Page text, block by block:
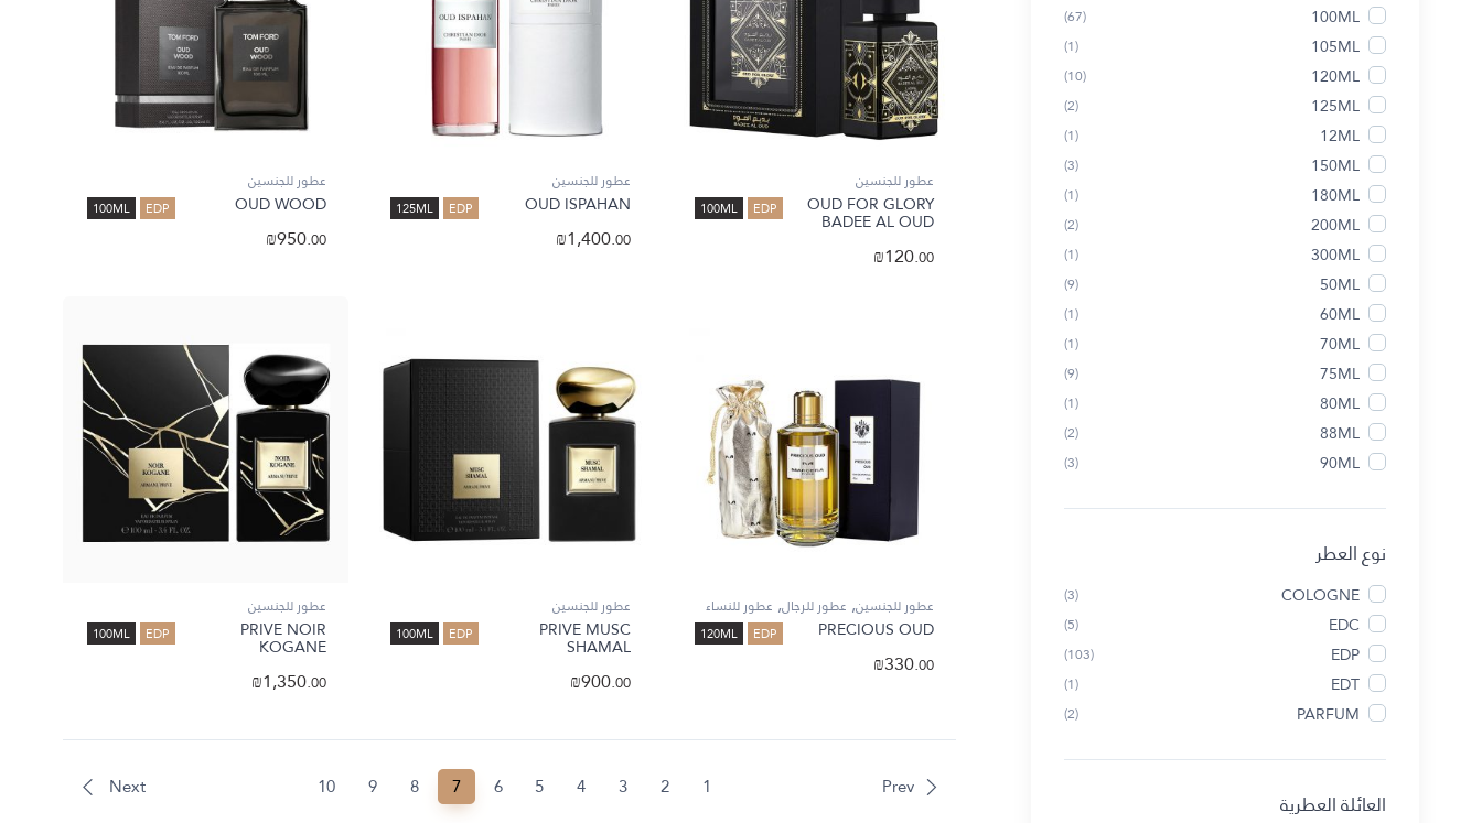
عطور للجنسين
100ML EDP OUD FOR GLORY
BADEE AL OUD
₪120.00
عطور للجنسين
125ML EDP OUD ISPAHAN
₪1,400.00
عطور للجنسين
100ML EDP OUD WOOD
₪950.00
عطور للجنسين, عطور للرجال, عطور للنساء
120ML EDP PRECIOUS OUD
₪330.00
عطور للجنسين
100ML EDP PRIVE MUSC
SHAMAL
₪900.00
عطور للجنسين
100ML EDP PRIVE NOIR
KOGANE
₪1,350.00
Prev
1
2
3
4
5
6
7
8
9
10
Next
100ML
(67)
105ML
(1)
120ML
(10)
125ML
(2)
12ML
(1)
150ML
(3)
180ML
(1)
200ML
(2)
300ML
(1)
50ML
(9)
60ML
(1)
70ML
(1)
75ML
(9)
80ML
(1)
88ML
(2)
90ML
(3)
نوع العطر
COLOGNE
(3)
EDC
(5)
EDP
(103)
EDT
(1)
PARFUM
(2)
العائلة العطرية